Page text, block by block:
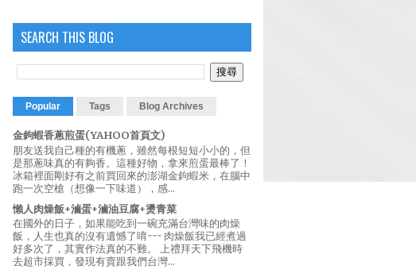
SEARCH THIS BLOG
Popular Tags Blog Archives
金鉤蝦香蔥煎蛋(YAHOO首頁文)
朋友送我自己種的有機蔥，雖然每根短短小小的，但
是那蔥味真的有夠香。這種好物，拿來煎蛋最棒了！
冰箱裡面剛好有之前買回來的澎湖金鉤蝦米，在腦中
跑一次空槍（想像一下味道），感...
懶人肉燥飯+滷蛋+滷油豆腐+燙青菜
在國外的日子，如果能吃到一碗充滿台灣味的肉燥
飯，人生也真的沒有遺憾了唷~~~ 肉燥飯我已經煮過
好多次了，其實作法真的不難。 上禮拜天下飛機時
去超市採買，發現有賣跟我們台灣...